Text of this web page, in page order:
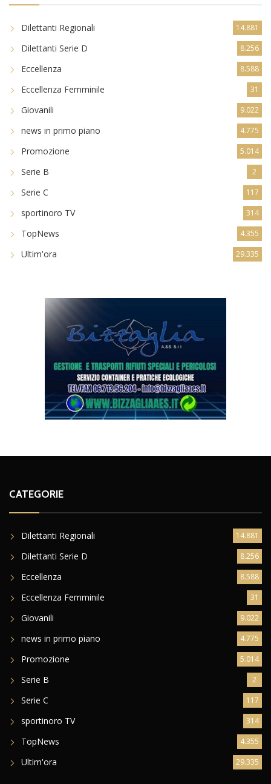
Dilettanti Regionali 14.881
Dilettanti Serie D 8.256
Eccellenza 8.588
Eccellenza Femminile 31
Giovanili 9.022
news in primo piano 4.775
Promozione 5.014
Serie B 2
Serie C 117
sportinoro TV 314
TopNews 4.355
Ultim'ora 29.335
CATEGORIE
Dilettanti Regionali 14.881
Dilettanti Serie D 8.256
Eccellenza 8.588
Eccellenza Femminile 31
Giovanili 9.022
news in primo piano 4.775
Promozione 5.014
Serie B 2
Serie C 117
sportinoro TV 314
TopNews 4.355
Ultim'ora 29.335